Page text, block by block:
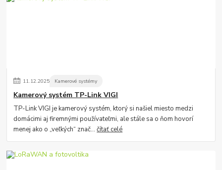
11.12.2025 Kamerové systémy
Kamerový systém TP-Link VIGI
TP-Link VIGI je kamerový systém, ktorý si našiel miesto medzi
domácimi aj firemnými používateľmi, ale stále sa o ňom hovorí
menej ako o „veľkých“ znač...čítať celé